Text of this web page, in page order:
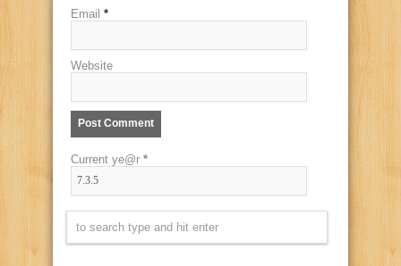
Email *
Website
Current ye@r *